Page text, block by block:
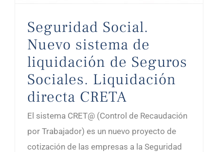
Seguridad Social.
Nuevo sistema de
liquidación de Seguros
Sociales. Liquidación
directa CRETA
El sistema CRET@ (Control de Recaudación
por Trabajador) es un nuevo proyecto de
cotización de las empresas a la Seguridad